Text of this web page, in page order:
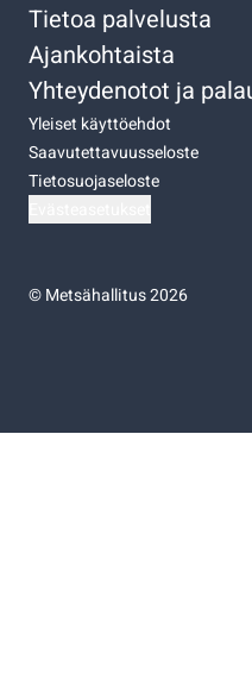
Tietoa palvelusta
Ajankohtaista
Yhteydenotot ja
Yleiset käyttöehdot
Saavutettavuusseloste
Tietosuojaseloste
©Metsähallitus 2026